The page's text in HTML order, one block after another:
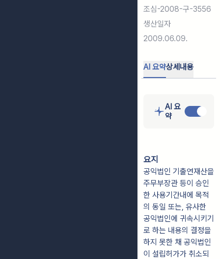
조심-2008-구-3556
생산일자
2009.06.09.
AI 요약상세내용
AI 요
약
요지
공익법인 기출연재산을
주무부장관 등이 승인
한 사용기간내에 목적
의 동일 또는, 유사한
공익법인에 귀속시키기
로 하는 내용의 결정을
하지 못한 채 공익법인
이 설립허가가 취소되